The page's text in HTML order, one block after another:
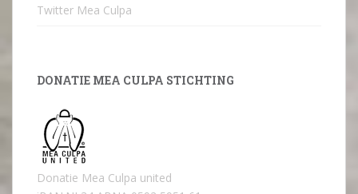
Twitter Mea Culpa
DONATIE MEA CULPA STICHTING
Donatie Mea Culpa united